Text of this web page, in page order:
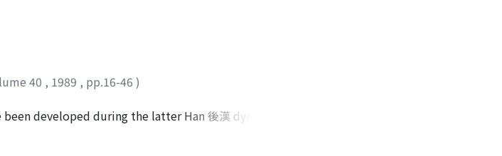
des matériaux bouddhiques, très variés, ils ne
taoīque de Dunhuang. Les spécialistes pensent
lors de l'arrivée des Tibétains à Dunhuang, dans
précis, quelques matériaux
à Dunhuang. L'un d'eux est le ms. P.
ou d'un milieu social dont la religion dominante
ou modèles de prières pour le repos de
un maitre et une religieuse, sont
40 , 1989 , pp.16-46 )
developed during the latter Han 後漢 dynasty.
in the Chou 周 dynasty. In those days,